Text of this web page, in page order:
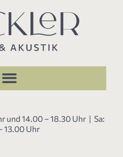
und 14.00 – 18.30 Uhr | Sa:
13.00 Uhr